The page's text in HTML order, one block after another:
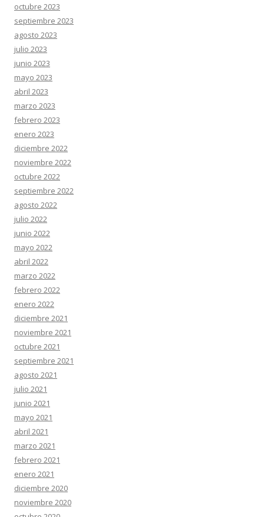
octubre 2023
septiembre 2023
agosto 2023
julio 2023
junio 2023
mayo 2023
abril 2023
marzo 2023
febrero 2023
enero 2023
diciembre 2022
noviembre 2022
octubre 2022
septiembre 2022
agosto 2022
julio 2022
junio 2022
mayo 2022
abril 2022
marzo 2022
febrero 2022
enero 2022
diciembre 2021
noviembre 2021
octubre 2021
septiembre 2021
agosto 2021
julio 2021
junio 2021
mayo 2021
abril 2021
marzo 2021
febrero 2021
enero 2021
diciembre 2020
noviembre 2020